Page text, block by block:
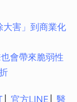
大害」到商業化
會帶來脆弱性
官方LINE 醫